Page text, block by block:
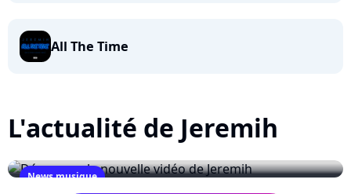
All The Time
L'actualité de Jeremih
News musique